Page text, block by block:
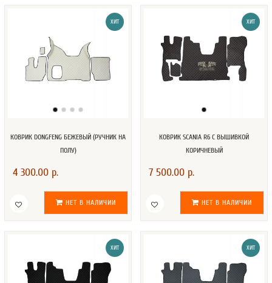
ХИТ
КОВРИК DONGFENG БЕЖЕВЫЙ (РУЧНИК НА
ПОЛУ)
4 300.00 р.
НЕТ В НАЛИЧИИ
ХИТ
КОВРИК SCANIA R6 С ВЫШИВКОЙ
КОРИЧНЕВЫЙ
7 500.00 р.
НЕТ В НАЛИЧИИ
ХИТ ХИТ